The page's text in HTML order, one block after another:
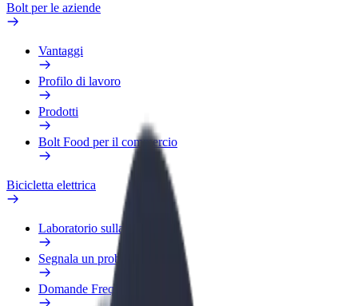
Bolt per le aziende
Vantaggi
Profilo di lavoro
Prodotti
Bolt Food per il commercio
Bicicletta elettrica
Laboratorio sulla Sicurezza
Segnala un problema
Domande Frequenti